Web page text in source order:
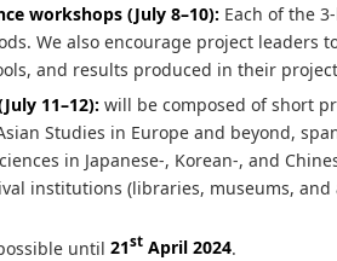
workshops (July 8–10): Each of the
We also encourage project leaders
and results produced in their
11–12): will be composed of short
Studies in Europe and beyond,
in Japanese-, Korean-, and
institutions (libraries, museums,
until 21stApril 2024.